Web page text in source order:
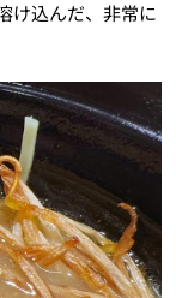
け込んだ、非常に